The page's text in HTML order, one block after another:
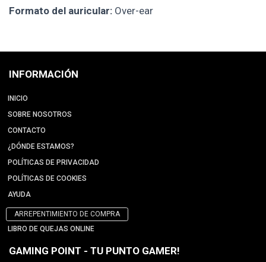
Formato del auricular: Over-ear
INFORMACIÓN
INICIO
SOBRE NOSOTROS
CONTACTO
¿DÓNDE ESTAMOS?
POLÍTICAS DE PRIVACIDAD
POLÍTICAS DE COOKIES
AYUDA
ARREPENTIMIENTO DE COMPRA
LIBRO DE QUEJAS ONLINE
GAMING POINT - TU PUNTO GAMER!